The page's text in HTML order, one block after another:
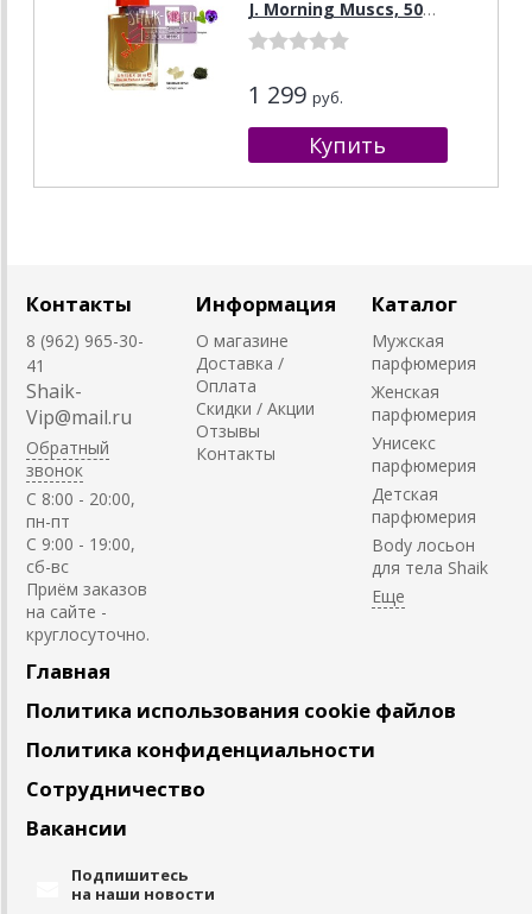
J. Morning Muscs, 50
мл.
1 299 руб.
Контакты
8 (962) 965-30-
41
Shaik-
Vip@mail.ru
Обратный
звонок
C 8:00 - 20:00,
пн-пт
С 9:00 - 19:00,
сб-вс
Приём заказов
на сайте -
круглосуточно.
Информация
О магазине
Доставка /
Оплата
Скидки / Акции
Отзывы
Контакты
Каталог
Мужская
парфюмерия
Женская
парфюмерия
Унисекс
парфюмерия
Детская
парфюмерия
Body лосьон
для тела Shaik
Главная
Политика использования cookie файлов
Политика конфиденциальности
Сотрудничество
Вакансии
Подпишитесь
на наши новости